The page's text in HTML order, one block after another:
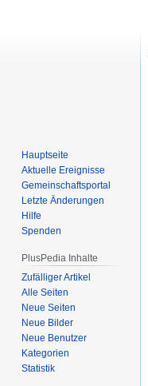
Hauptseite
Aktuelle Ereignisse
Gemeinschafts­portal
Letzte Änderungen
Hilfe
Spenden
PlusPedia Inhalte
Zufälliger Artikel
Alle Seiten
Neue Seiten
Neue Bilder
Neue Benutzer
Kategorien
Statistik